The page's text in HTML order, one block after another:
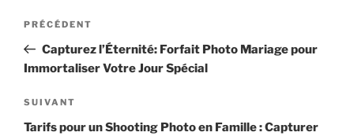
Navigation
l’article
Article
précédent
PRÉCÉDENT
Capturez l’Éternité: Forfait Photo Mariage pour
Immortaliser Votre Jour Spécial
Article
suivant
SUIVANT
Tarifs pour un Shooting Photo en Famille : Capturer